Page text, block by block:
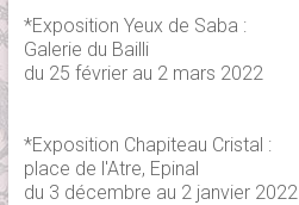
*Exposition Yeux de Saba :
Galerie du Bailli
du 25 février au 2 mars 2022
*Exposition Chapiteau Cristal :
place de l'Atre, Epinal
du 3 décembre au 2 janvier 2022